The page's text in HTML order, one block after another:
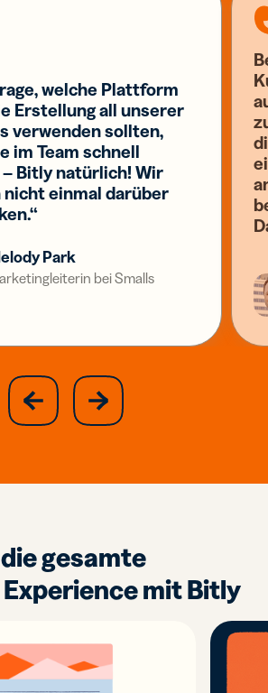
welche Plattform
Erstellung all unserer
verwenden sollten,
im Team schnell
Bitly natürlich! Wir
einmal darüber
Park
bei Smalls
previous
slide
next
slide
gesamte
mit Bitly